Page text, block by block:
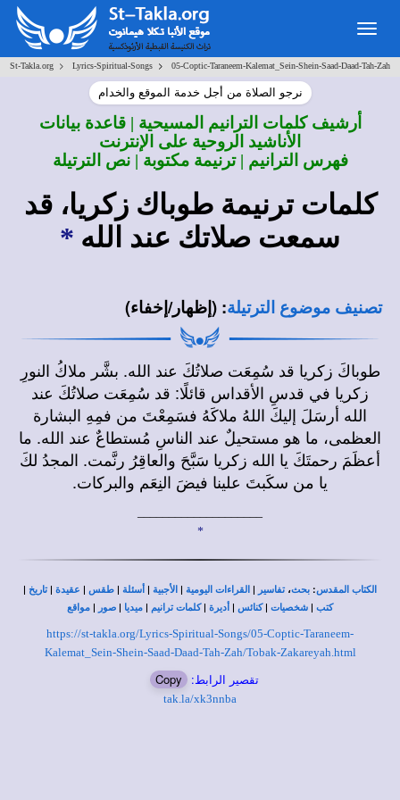
St-Takla.org > Lyrics-Spiritual-Songs > 05-Coptic-Taraneem-Kalemat_Sein-Shein-Saad-Daad-Tah-Zah
نرجو الصلاة من أجل خدمة الموقع والخدام
أرشيف كلمات الترانيم المسيحية | قاعدة بيانات
الأناشيد الروحية على الإنترنت
فهرس الترانيم | ترنيمة مكتوبة | نص الترتيلة
كلمات ترنيمة طوباك زكريا، قد
سمعت صلاتك عند الله *
تصنيف موضوع الترتيلة: (إظهار/إخفاء)
طوباكَ زكريا قد سُمِعَت صلاتُكَ عند الله. بشَّر ملاكُ النورِ
زكريا في قدسِ الأقداس قائلًا: قد سُمِعَت صلاتُكَ عند
الله أرسَلَ إليكَ اللهُ ملاكَهُ فسَمِعْتَ من فمِهِ البشارة
العظمى، ما هو مستحيلٌ عند الناسِ مُستطاعٌ عند الله. ما
أعظَمَ رحمتَكَ يا الله زكريا سَبَّحَ والعاقِرُ رنَّمت. المجدُ لكَ
يا من سكَبتَ علينا فيضَ النِعَم والبركات.
*
الكتاب المقدس: بحث،تفاسير | القراءات اليومية | الأجبية | أسئلة | طقس | عقيدة |تاريخ |
كتب | شخصيات |كنائس | أديرة |كلمات ترانيم | ميديا | صور | مواقع
https://st-takla.org/Lyrics-Spiritual-Songs/05-Coptic-Taraneem-
Kalemat_Sein-Shein-Saad-Daad-Tah-Zah/Tobak-Zakareyah.html
تقصير الرابط: Copy
tak.la/xk3nnba